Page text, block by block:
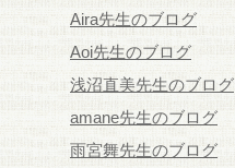
Aira先生のブログ
Aoi先生のブログ
浅沼直美先生のブログ
amane先生のブログ
雨宮舞先生のブログ